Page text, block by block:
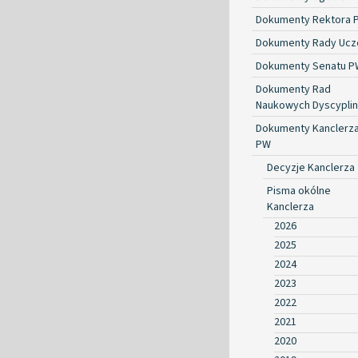
Dokumenty Rektora
Dokumenty Rady
Dokumenty Senatu
Dokumenty Rad
Naukowych Dyscyplin
Dokumenty Kanclerza
PW
Decyzje Kanclerza
Pisma okólne
Kanclerza
2026
2025
2024
2023
2022
2021
2020